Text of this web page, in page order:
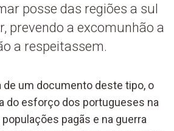
posse das regiões a sul
prevendo a excomunhão a
a respeitassem.
de um documento deste tipo, o
do esforço dos portugueses na
pagãs e na guerra